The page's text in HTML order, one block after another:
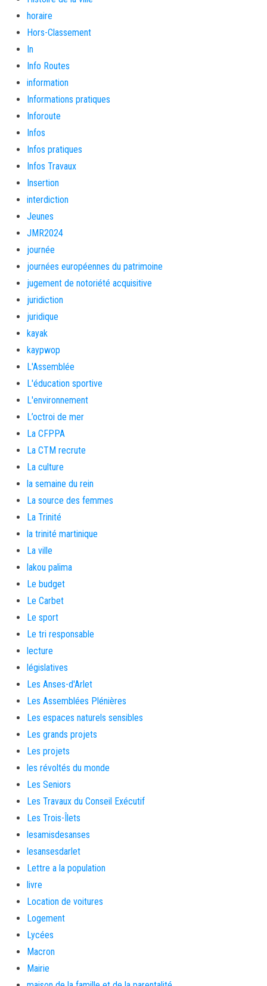
horaire
Hors-Classement
In
Info Routes
information
Informations pratiques
Inforoute
Infos
Infos pratiques
Infos Travaux
Insertion
interdiction
Jeunes
JMR2024
journée
journées européennes du patrimoine
jugement de notoriété acquisitive
juridiction
juridique
kayak
kaypwop
L'Assemblée
L'éducation sportive
L'environnement
L’octroi de mer
La CFPPA
La CTM recrute
La culture
la semaine du rein
La source des femmes
La Trinité
la trinité martinique
La ville
lakou palima
Le budget
Le Carbet
Le sport
Le tri responsable
lecture
législatives
Les Anses-d'Arlet
Les Assemblées Plénières
Les espaces naturels sensibles
Les grands projets
Les projets
les révoltés du monde
Les Seniors
Les Travaux du Conseil Exécutif
Les Trois-Îlets
lesamisdesanses
lesansesdarlet
Lettre a la population
livre
Location de voitures
Logement
Lycées
Macron
Mairie